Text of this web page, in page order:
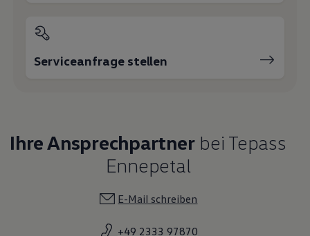
Serviceanfrage stellen
Ihre Ansprechpartnerbei Tepass
Ennepetal
E-Mail schreiben
+49 2333 97870